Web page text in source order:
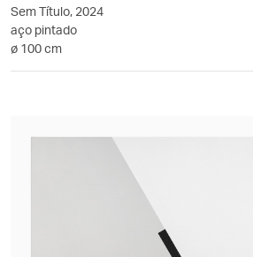
Sem Título, 2024
aço pintado
ø 100 cm